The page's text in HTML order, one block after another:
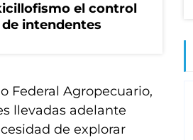
el control
intendentes
Federal Agropecuario,
llevadas adelante
de explorar